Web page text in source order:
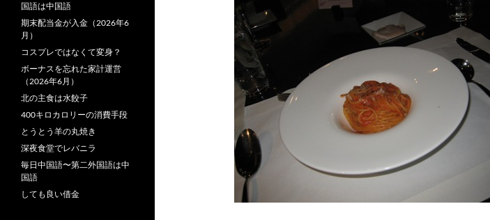
国語は中国語
期末配当金が入金（2026年6
月）
コスプレではなくて変身？
ボーナスを忘れた家計運営
（2026年6月）
北の主食は水餃子
400キロカロリーの消費手段
とうとう羊の丸焼き
深夜食堂でレバニラ
毎日中国語〜第二外国語は中
国語
しても良い借金